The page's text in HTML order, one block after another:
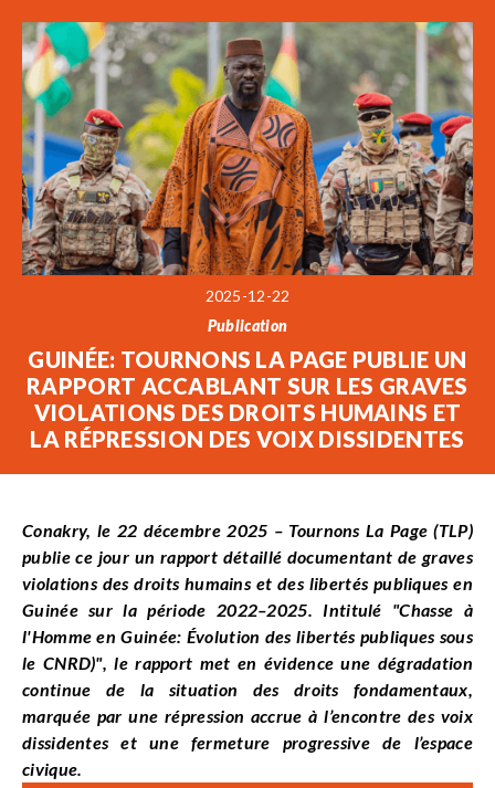
2025-12-22
Publication
GUINÉE: TOURNONS LA PAGE PUBLIE UN
RAPPORT ACCABLANT SUR LES GRAVES
VIOLATIONS DES DROITS HUMAINS ET
LA RÉPRESSION DES VOIX DISSIDENTES
Conakry, le 22 décembre 2025 – Tournons La Page (TLP)
publie ce jour un rapport détaillé documentant de graves
violations des droits humains et des libertés publiques en
Guinée sur la période 2022–2025. Intitulé "Chasse à
l'Homme en Guinée: Évolution des libertés publiques sous
le CNRD)", le rapport met en évidence une dégradation
continue de la situation des droits fondamentaux,
marquée par une répression accrue à l’encontre des voix
dissidentes et une fermeture progressive de l’espace
civique.